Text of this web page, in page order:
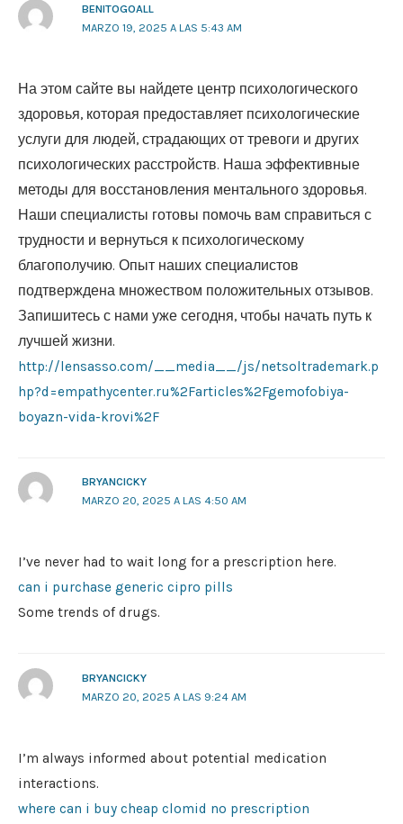
BENITOGOALL
MARZO 19, 2025 A LAS 5:43 AM
На этом сайте вы найдете центр психологического
здоровья, которая предоставляет психологические
услуги для людей, страдающих от тревоги и других
психологических расстройств. Наша эффективные
методы для восстановления ментального здоровья.
Наши специалисты готовы помочь вам справиться с
трудности и вернуться к психологическому
благополучию. Опыт наших специалистов
подтверждена множеством положительных отзывов.
Запишитесь с нами уже сегодня, чтобы начать путь к
лучшей жизни.
http://lensasso.com/__media__/js/netsoltrademark.p
hp?d=empathycenter.ru%2Farticles%2Fgemofobiya-
boyazn-vida-krovi%2F
BRYANCICKY
MARZO 20, 2025 A LAS 4:50 AM
I’ve never had to wait long for a prescription here.
can i purchase generic cipro pills
Some trends of drugs.
BRYANCICKY
MARZO 20, 2025 A LAS 9:24 AM
I’m always informed about potential medication
interactions.
where can i buy cheap clomid no prescription